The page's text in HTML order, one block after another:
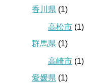
香川県 (1)
高松市 (1)
群馬県 (1)
高崎市 (1)
愛媛県 (1)